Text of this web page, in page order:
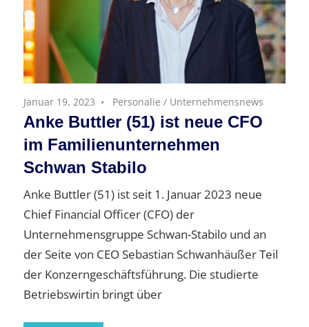
Januar 19, 2023 Personalie / Unternehmensnews
Anke Buttler (51) ist neue CFO
im Familienunternehmen
Schwan Stabilo
Anke Buttler (51) ist seit 1. Januar 2023 neue
Chief Financial Officer (CFO) der
Unternehmensgruppe Schwan-Stabilo und an
der Seite von CEO Sebastian Schwanhäußer Teil
der Konzerngeschäftsführung. Die studierte
Betriebswirtin bringt über